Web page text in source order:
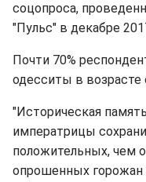
соцопроса,
"Пульс" в декабре
Почти 70%
одесситы в возрасте
"Историческая
императрицы
положительных, чем
опрошенных горожан